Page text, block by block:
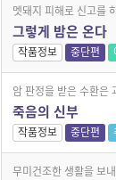
멧돼지 피해로 신고를
그렇게 밤은 온다
작품정보 중단편
암 판정을 받은 수환은
죽음의 신부
작품정보 중단편
무미건조한 생활을 보